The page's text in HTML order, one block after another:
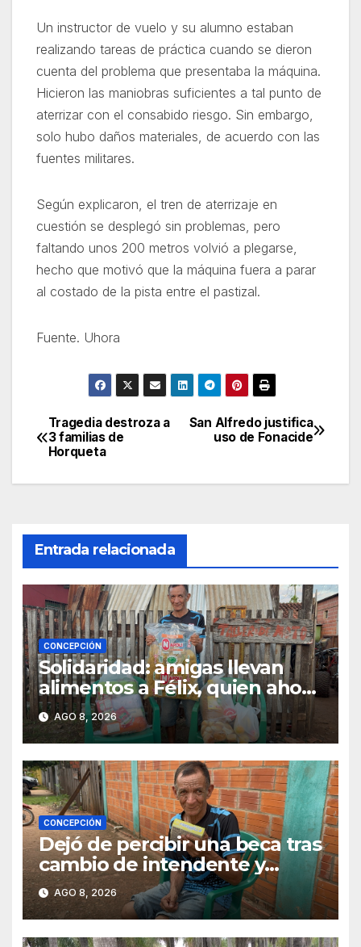
Un instructor de vuelo y su alumno estaban
realizando tareas de práctica cuando se dieron
cuenta del problema que presentaba la máquina.
Hicieron las maniobras suficientes a tal punto de
aterrizar con el consabido riesgo. Sin embargo,
solo hubo daños materiales, de acuerdo con las
fuentes militares.
Según explicaron, el tren de aterrizaje en
cuestión se desplegó sin problemas, pero
faltando unos 200 metros volvió a plegarse,
hecho que motivó que la máquina fuera a parar
al costado de la pista entre el pastizal.
Fuente. Uhora
Navegación
de
San Alfredo justifica
uso de Fonacide
Tragedia destroza a
3 familias de
Horqueta
Entrada relacionada
CONCEPCIÓN
Solidaridad: amigas llevan
alimentos a Félix, quien ahora
vende caramelos para
subsistir
AGO 8, 2026
CONCEPCIÓN
Dejó de percibir una beca tras
cambio de intendente y
ahora vende caramelos para
subsistir
AGO 8, 2026